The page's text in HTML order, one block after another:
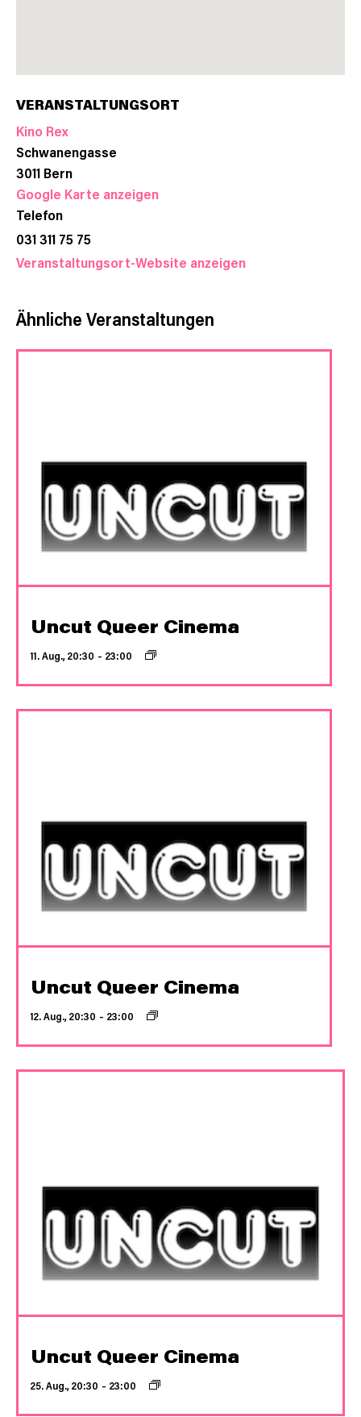
VERANSTALTUNGSORT
Kino Rex
Schwanengasse
3011 Bern
Google Karte anzeigen
Telefon
031 311 75 75
Veranstaltungsort-Website anzeigen
Ähnliche Veranstaltungen
Uncut Queer Cinema
11. Aug., 20:30 – 23:00
Uncut Queer Cinema
12. Aug., 20:30 – 23:00
Uncut Queer Cinema
25. Aug., 20:30 – 23:00